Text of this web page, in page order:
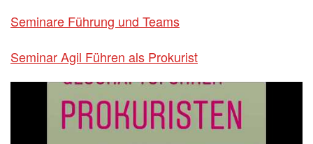
Seminare Führung und Teams
Seminar Agil Führen als Prokurist